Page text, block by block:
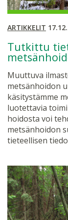
ARTIKKELIT
Tutkittu
Muuttuva
metsänhoidon
käsitystämme
luotettavia
hoidosta voi
metsänhoidon
tieteellisen